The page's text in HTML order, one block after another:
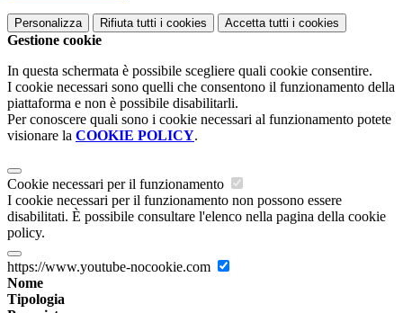
Personalizza Rifiuta tutti i cookies Accetta tutti i cookies
Gestione cookie
In questa schermata è possibile scegliere quali cookie consentire.
I cookie necessari sono quelli che consentono il funzionamento della
piattaforma e non è possibile disabilitarli.
Per conoscere quali sono i cookie necessari al funzionamento potete
visionare la COOKIE POLICY.
Cookie necessari per il funzionamento
I cookie necessari per il funzionamento non possono essere
disabilitati. È possibile consultare l'elenco nella pagina della cookie
policy.
https://www.youtube-nocookie.com
Nome
Tipologia